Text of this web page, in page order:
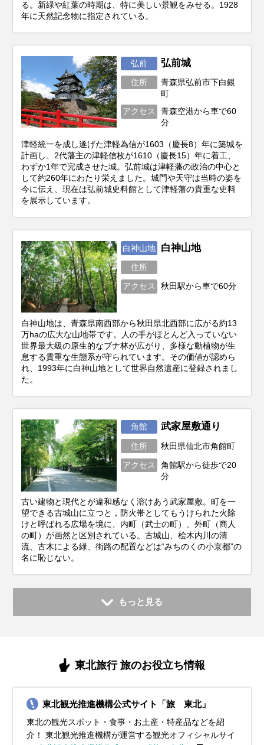
る。新緑や紅葉の時期は、特に美しい景観をみせる。1928
年に天然記念物に指定されている。
弘前 弘前城
住所
青森県弘前市下白銀
町
アクセス
青森空港から車で60
分
津軽統一を成し遂げた津軽為信が1603（慶長8）年に築城を
計画し、2代藩主の津軽信枚が1610（慶長15）年に着工、
わずか1年で完成させた城。弘前城は津軽藩の政治の中心と
して約260年にわたり栄えました。城門や天守は当時の姿を
今に伝え、現在は弘前城史料館として津軽藩の貴重な史料
を展示しています。
白神山地 白神山地
住所
アクセス 秋田駅から車で60分
白神山地は、青森県南西部から秋田県北西部に広がる約13
万haの広大な山地帯です。人の手がほとんど入っていない
世界最大級の原生的なブナ林が広がり、多様な動植物が生
息する貴重な生態系が守られています。その価値が認めら
れ、1993年に白神山地として世界自然遺産に登録されまし
た。
角館 武家屋敷通り
住所 秋田県仙北市角館町
アクセス
角館駅から徒歩で20
分
古い建物と現代とが違和感なく溶けあう武家屋敷。町を一
望できる古城山に立つと，防火帯としてもうけられた火除
けと呼ばれる広場を境に、内町（武士の町）、外町（商人
の町）が画然と区別されている。古城山、桧木内川の清
流、古木による緑、街路の配置などは“みちのくの小京都”の
名に恥じない。
もっと見る
東北旅行 旅のお役立ち情報
東北観光推進機構公式サイト「旅 東北」
東北の観光スポット・食事・お土産・特産品などを紹
介！ 東北観光推進機構が運営する観光オフィシャルサイ